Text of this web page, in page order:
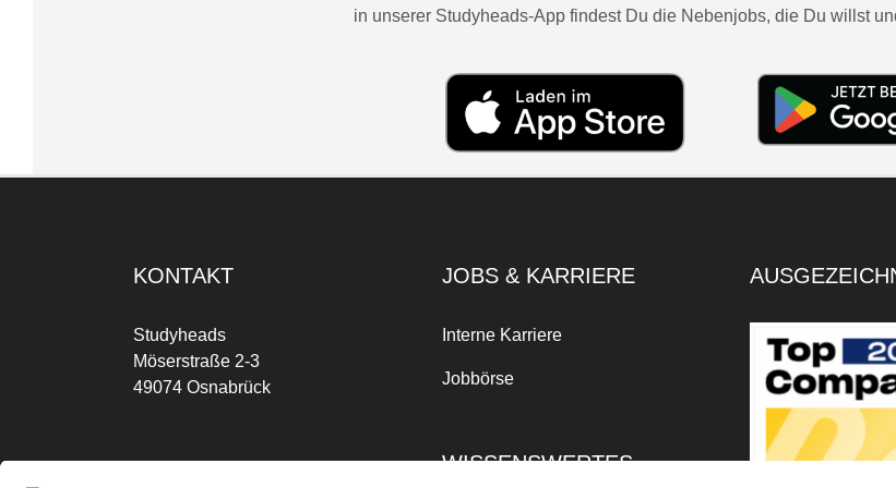
in unserer Studyheads-App findest Du die Nebenjobs, die Du willst
KONTAKT
Studyheads
Möserstraße 2-3
49074 Osnabrück
JOBS & KARRIERE
Interne Karriere
Jobbörse
WISSENSWERTES